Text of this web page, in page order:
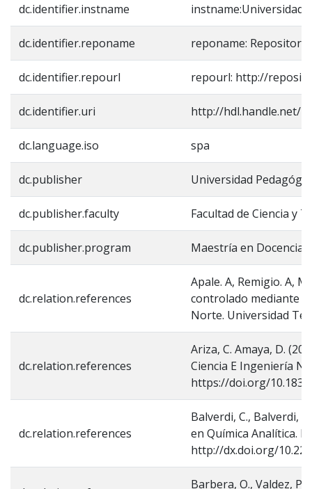
dc.identifier.instname instname:Universidad
dc.identifier.reponame reponame:
dc.identifier.repourl repourl: http://
dc.identifier.uri http://hdl.handle.net/
dc.language.iso spa
dc.publisher Universidad
dc.publisher.faculty Facultad de Ciencia y
dc.publisher.program Maestría en Docencia
dc.relation.references
Apale. A, Remigio. A,
controlado mediante
Norte. Universidad
dc.relation.references
Ariza, C. Amaya, D.
Ciencia E Ingeniería
https://doi.org/
dc.relation.references
Balverdi, C., Balverdi,
en Química Analítica.
http://dx.doi.org/
Barbera, O., Valdez,